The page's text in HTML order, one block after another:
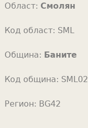
Област: Смолян
Код област: SML
Община: Баните
Код община: SML02
Регион: BG42